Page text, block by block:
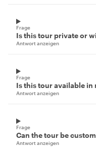
Frage
Is this tour private or
Antwort anzeigen
Frage
Is this tour available in
Antwort anzeigen
Frage
Can the tour be
Antwort anzeigen